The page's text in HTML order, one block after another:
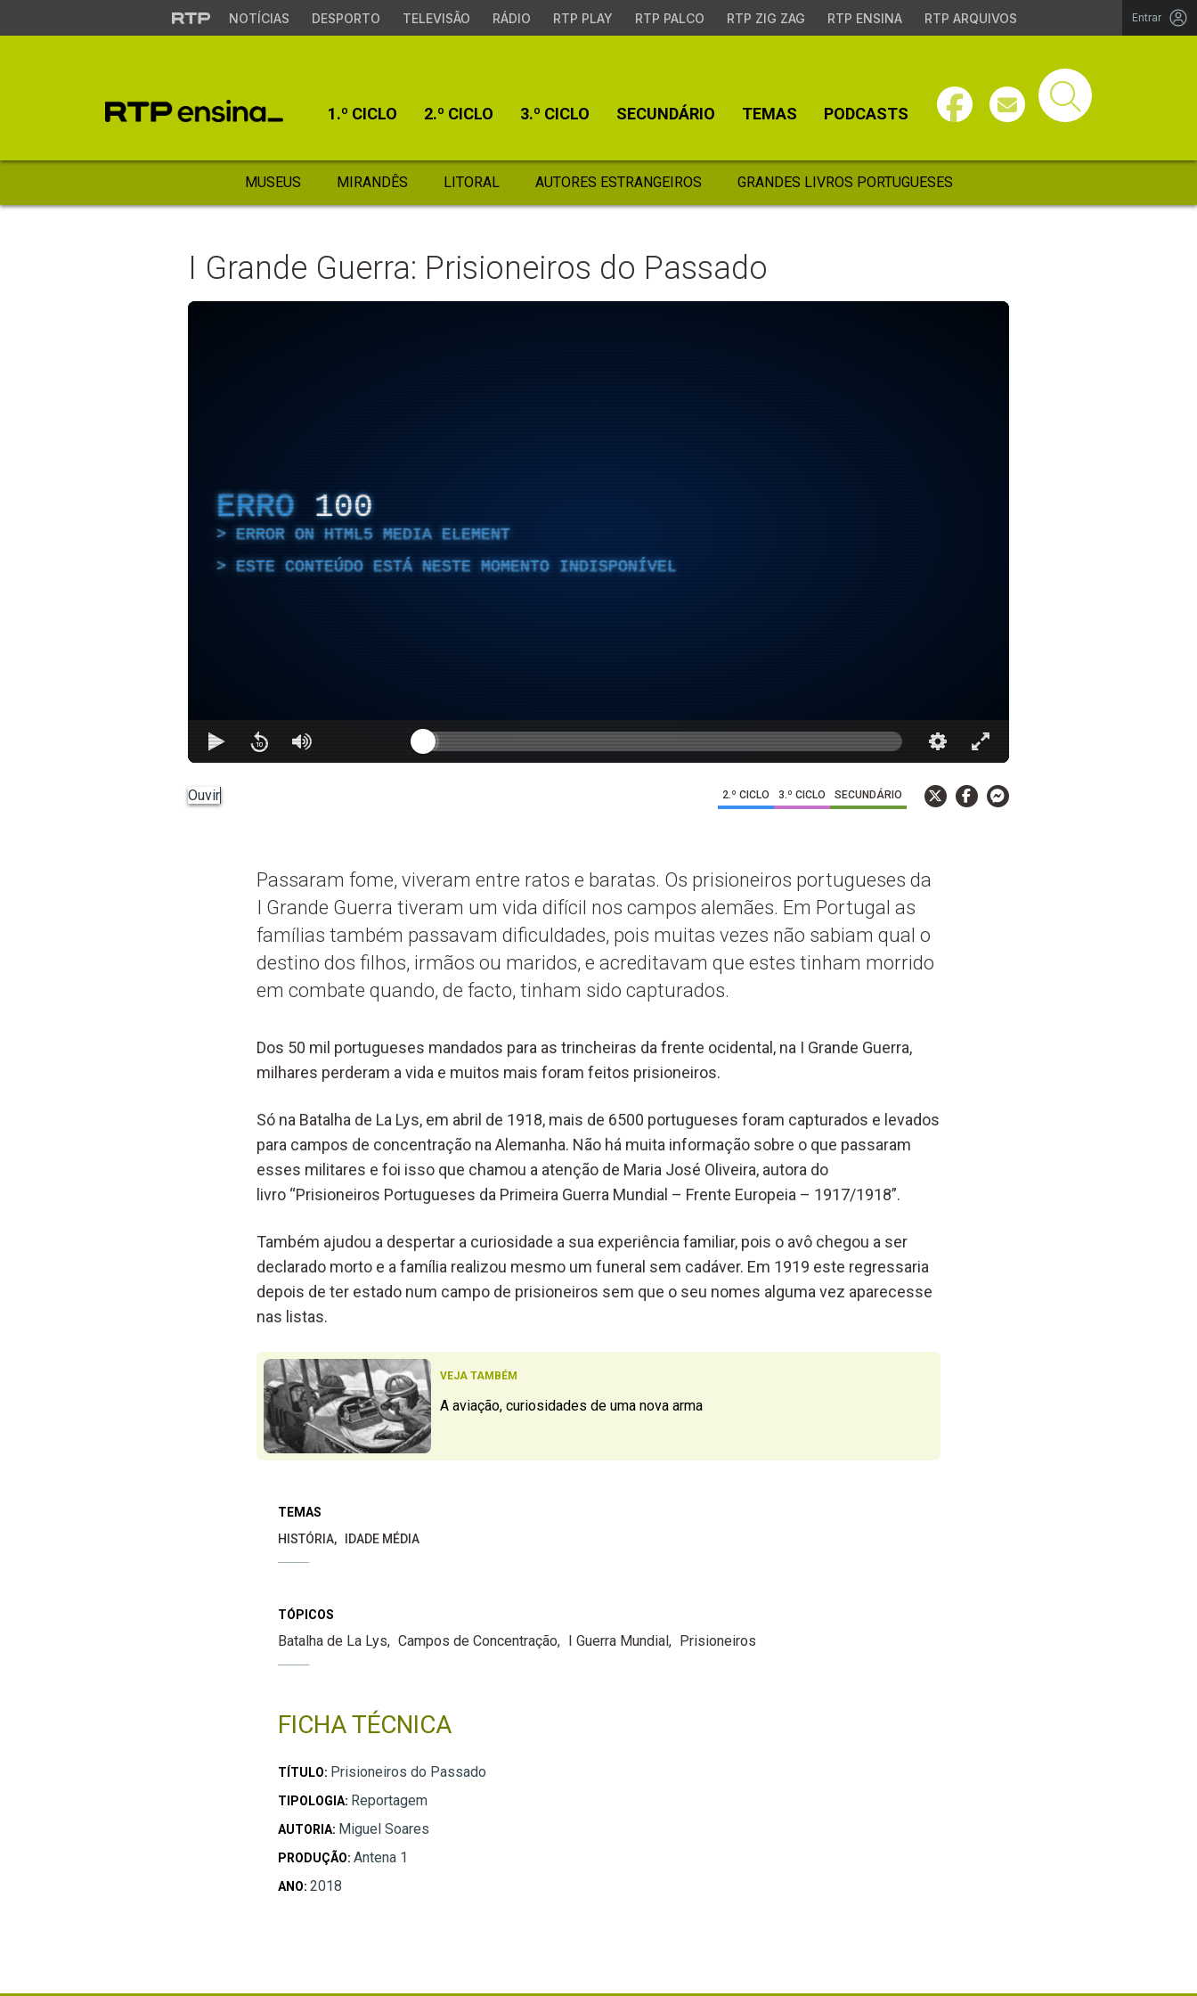
NOTÍCIAS DESPORTO TELEVISÃO RÁDIO RTP PLAY RTP PALCO RTP ZIG ZAG RTP ENSINA RTP ARQUIVOS Entrar
1.º CICLO 2.º CICLO 3.º CICLO SECUNDÁRIO TEMAS PODCASTS
MUSEUS MIRANDÊS LITORAL AUTORES ESTRANGEIROS GRANDES LIVROS PORTUGUESES
I Grande Guerra: Prisioneiros do Passado
ERRO 100
ERROR ON HTML5 MEDIA ELEMENT
ESTE CONTEÚDO ESTÁ NESTE MOMENTO INDISPONÍVEL
Ouvir 2.º CICLO 3.º CICLO SECUNDÁRIO
Passaram fome, viveram entre ratos e baratas. Os prisioneiros portugueses da
I Grande Guerra tiveram um vida difícil nos campos alemães. Em Portugal as
famílias também passavam dificuldades, pois muitas vezes não sabiam qual o
destino dos filhos, irmãos ou maridos, e acreditavam que estes tinham morrido
em combate quando, de facto, tinham sido capturados.
Dos 50 mil portugueses mandados para as trincheiras da frente ocidental, na I Grande Guerra,
milhares perderam a vida e muitos mais foram feitos prisioneiros.
Só na Batalha de La Lys, em abril de 1918, mais de 6500 portugueses foram capturados e levados
para campos de concentração na Alemanha. Não há muita informação sobre o que passaram
esses militares e foi isso que chamou a atenção de Maria José Oliveira, autora do
livro “Prisioneiros Portugueses da Primeira Guerra Mundial – Frente Europeia – 1917/1918”.
Também ajudou a despertar a curiosidade a sua experiência familiar, pois o avô chegou a ser
declarado morto e a família realizou mesmo um funeral sem cadáver. Em 1919 este regressaria
depois de ter estado num campo de prisioneiros sem que o seu nomes alguma vez aparecesse
nas listas.
VEJA TAMBÉM
A aviação, curiosidades de uma nova arma
TEMAS
HISTÓRIA
IDADE MÉDIA
TÓPICOS
Batalha de La Lys Campos de Concentração I Guerra Mundial Prisioneiros
FICHA TÉCNICA
TÍTULO: Prisioneiros do Passado
TIPOLOGIA: Reportagem
AUTORIA: Miguel Soares
PRODUÇÃO: Antena 1
ANO: 2018